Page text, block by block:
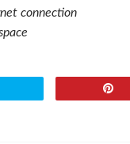
connection